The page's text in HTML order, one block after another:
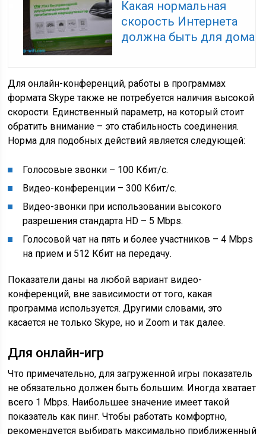
Какая нормальная
скорость Интернета
должна быть для дома
Для онлайн-конференций, работы в программах
формата Skype также не потребуется наличия высокой
скорости. Единственный параметр, на который стоит
обратить внимание – это стабильность соединения.
Норма для подобных действий является следующей:
Голосовые звонки – 100 Кбит/с.
Видео-конференции – 300 Кбит/с.
Видео-звонки при использовании высокого
разрешения стандарта HD – 5 Mbps.
Голосовой чат на пять и более участников – 4 Mbps
на прием и 512 Кбит на передачу.
Показатели даны на любой вариант видео-
конференций, вне зависимости от того, какая
программа используется. Другими словами, это
касается не только Skype, но и Zoom и так далее.
Для онлайн-игр
Что примечательно, для загруженной игры показатель
не обязательно должен быть большим. Иногда хватает
всего 1 Mbps. Наибольшее значение имеет такой
показатель как пинг. Чтобы работать комфортно,
рекомендуется выбирать максимально приближенный